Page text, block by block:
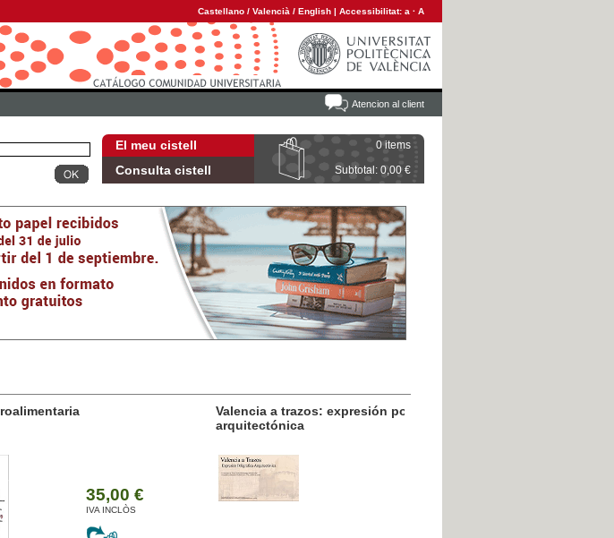
Castellano / Valencià / English | Accessibilitat: a · A
Atencion al client
El meu cistell 0 items
Consulta cistell Subtotal: 0,00 €
Valencia a trazos: expresión poligráfica